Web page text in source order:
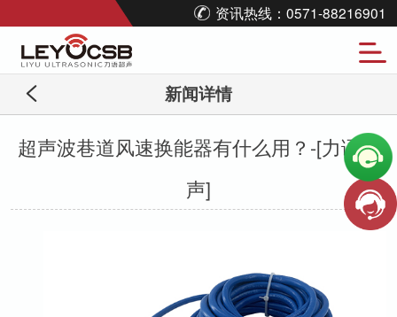
资讯热线：0571-88216901
新闻详情
超声波巷道风速换能器有什么用？-[力语超
声]